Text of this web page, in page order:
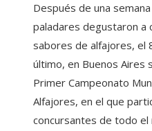
Después de una
paladares degustaron a
sabores de alfajores, el
último, en Buenos Aires
Primer Campeonato
Alfajores, en el que
concursantes de todo el